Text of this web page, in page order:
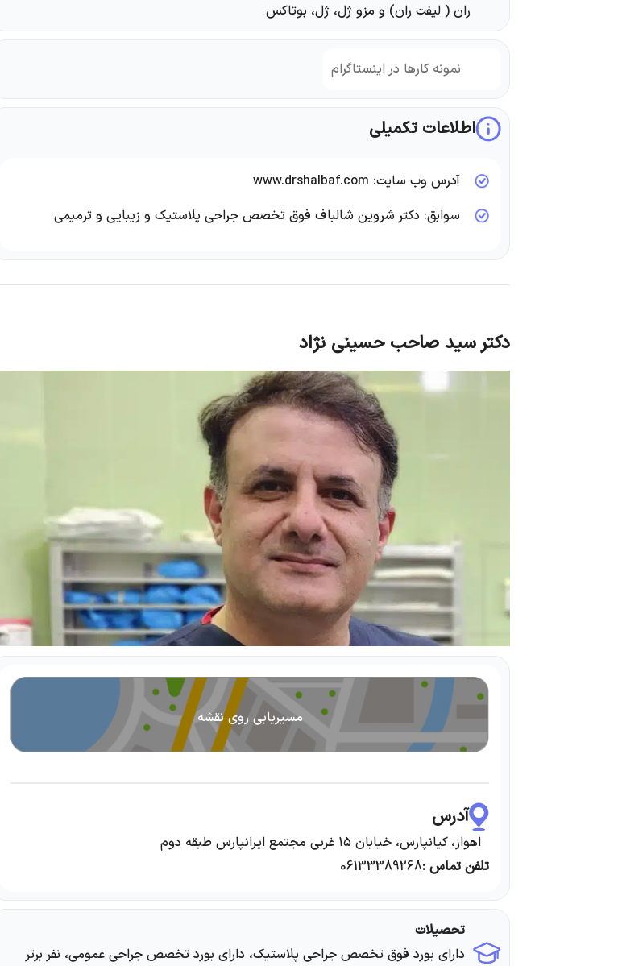
ران ( لیفت ران) و مزو ژل، ژل، بوتاکس
نمونه کارها در اینستاگرام
اطلاعات تکمیلی
آدرس وب سایت: www.drshalbaf.com
سوابق: دکتر شروین شالباف فوق تخصص جراحی پلاستیک و زیبایی و ترمیمی
دکتر سید صاحب حسینی نژاد
مسیریابی روی نقشه
آدرس
اهواز، کیانپارس، خیابان ۱۵ غربی مجتمع ایرانپارس طبقه دوم
تلفن تماس :06133389268
تحصیلات
دارای بورد فوق تخصص جراحی پلاستیک، دارای بورد تخصص جراحی عمومی، نفر برتر